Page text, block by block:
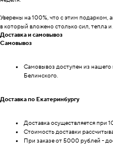
Уверены на 100%, что с этим подарком,
в который вложено столько сил, тепла
Доставка и самовывоз
Самовывоз
Самовывоз доступен из нашего
Белинского.
Доставка по Екатеринбургу
Доставка осуществляется при
Стоимость доставки
При заказе от 5000 рублей -